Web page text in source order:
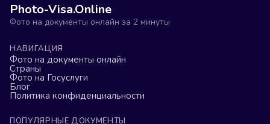
Photo-Visa.Online
Фото на документы онлайн за 2 минуты
НАВИГАЦИЯ
Фото на документы онлайн
Страны
Фото на Госуслуги
Блог
Политика конфиденциальности
ПОПУЛЯРНЫЕ ДОКУМЕНТЫ